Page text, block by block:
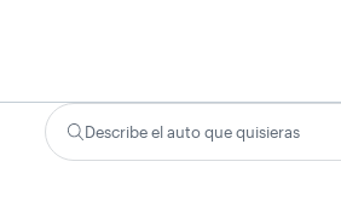
Describe el auto que quisieras